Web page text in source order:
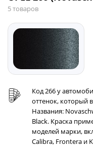
5 товаров
Код 266 у
оттенок, который
Названия:
Black. Краска
моделей марки,
Calibra, Frontera и